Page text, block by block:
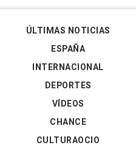
ÚLTIMAS NOTICIAS
ESPAÑA
INTERNACIONAL
DEPORTES
VÍDEOS
CHANCE
CULTURAOCIO